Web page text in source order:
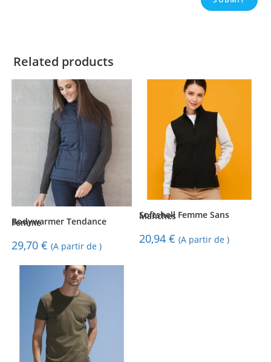
Related products
Bodywarmer Tendance Femme
29,70 € (A partir de )
Softshell Femme Sans Manches
20,94€ (A partir de )